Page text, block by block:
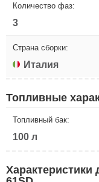
Количество фаз:
3
Страна сборки:
Италия
Топливные
Топливный бак:
100 л
Характеристики